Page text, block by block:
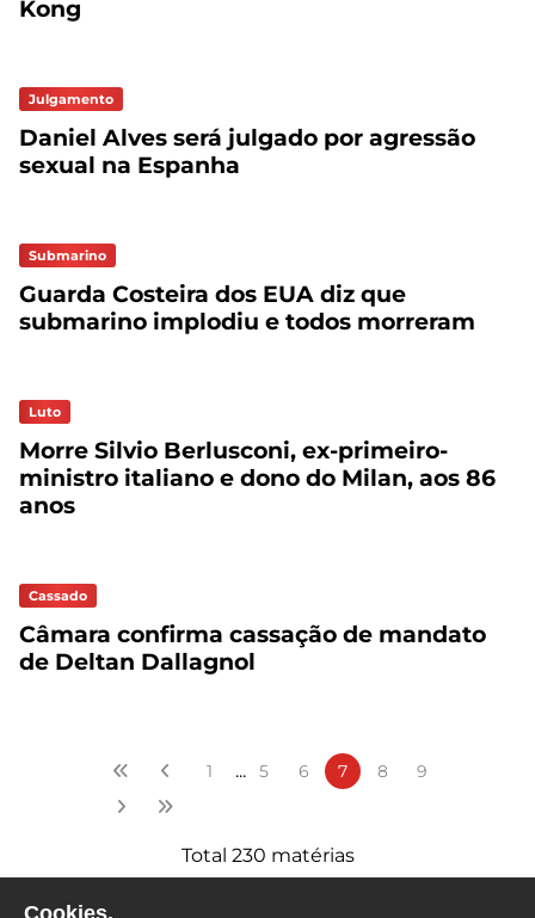
Kong
Julgamento
Daniel Alves será julgado por agressão
sexual na Espanha
Submarino
Guarda Costeira dos EUA diz que
submarino implodiu e todos morreram
Luto
Morre Silvio Berlusconi, ex-primeiro-
ministro italiano e dono do Milan, aos 86
anos
Cassado
Câmara confirma cassação de mandato
de Deltan Dallagnol
1 ... 5 6 7 8 9
Total 230 matérias
Cookies.